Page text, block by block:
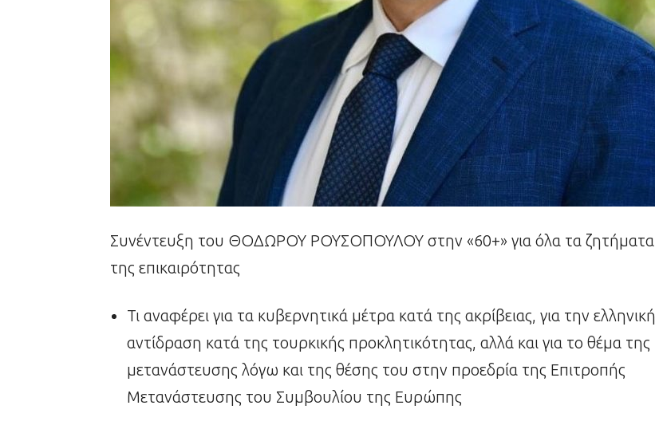
Συνέντευξη του ΘΟΔΩΡΟΥ ΡΟΥΣΟΠΟΥΛΟΥ στην «60+» για όλα τα ζητήματα
της επικαιρότητας
Τι αναφέρει για τα κυβερνητικά μέτρα κατά της ακρίβειας, για την ελληνική
αντίδραση κατά της τουρκικής προκλητικότητας, αλλά και για το θέμα της
μετανάστευσης λόγω και της θέσης του στην προεδρία της Επιτροπής
Μετανάστευσης του Συμβουλίου της Ευρώπης